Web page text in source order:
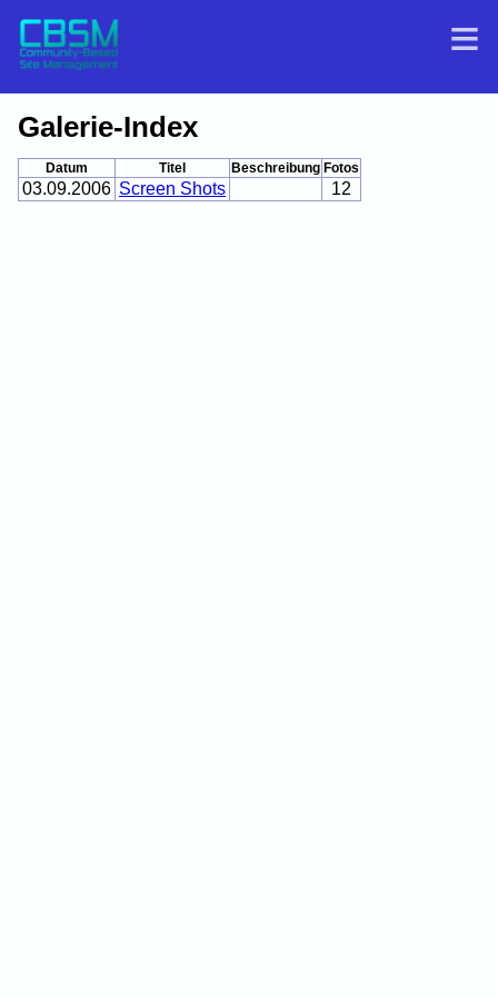
Galerie-Index
Datum Titel Beschreibung Fotos
03.09.2006 Screen Shots 12